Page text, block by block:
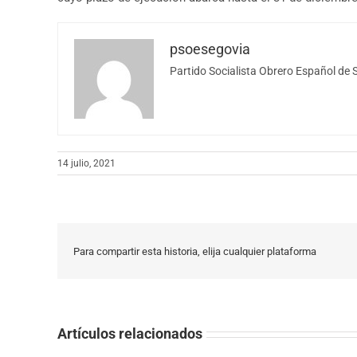
psoesegovia
Partido Socialista Obrero Español de
14 julio, 2021
Para compartir esta historia, elija cualquier plataforma
Artículos relacionados